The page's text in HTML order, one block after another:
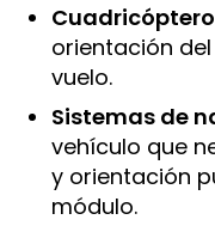
orientación
vuelo.
Sistemas de
vehículo que
y orientación
módulo.